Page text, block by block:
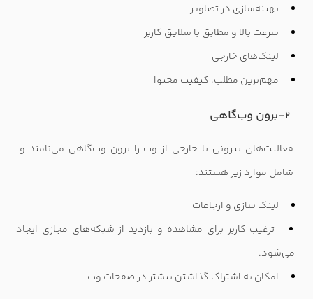
بهینه‌سازی در تصاویر
سرعت بالا و مطابق با سلایق کاربر
لینک‌های خارجی
مهم‌ترین مطلب، کیفیت محتوا
2-برون وب‌گاهی
فعالیت‌های بیرونی یا خارجی از وب را برون وب‌گاهی می‌نامند و
شامل موارد زیر هستند:
لینک سازی و ارجاعات
ترغیب کاربر برای مشاهده و بازدید از شبکه‌های مجازی ایجاد
می‌شود.
امکان به اشتراک گذاشتن بیشتر در صفحات وب